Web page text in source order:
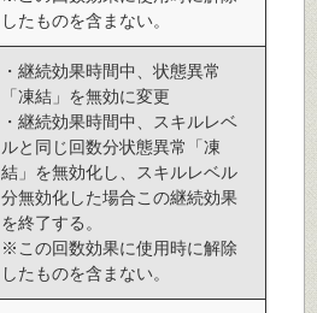
したものを含まない。
・継続効果時間中、状態異常
「凍結」を無効に変更
・継続効果時間中、スキルレベ
ルと同じ回数分状態異常「凍
結」を無効化し、スキルレベル
分無効化した場合この継続効果
を終了する。
※この回数効果に使用時に解除
したものを含まない。